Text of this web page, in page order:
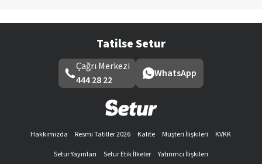
Tatilse Setur
Çağrı Merkezi
444 28 22
WhatsApp
Hakkımızda Resmi Tatiller 2026 Kalite Müşteri İlişkileri
KVKK
Setur Yayınları
Setur Etik İlkeler
Yatırımcı İlişkileri